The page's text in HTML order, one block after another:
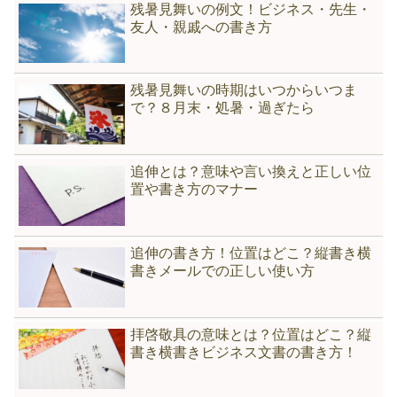
残暑見舞いの例文！ビジネス・先生・
友人・親戚への書き方
残暑見舞いの時期はいつからいつま
で？８月末・処暑・過ぎたら
追伸とは？意味や言い換えと正しい位
置や書き方のマナー
追伸の書き方！位置はどこ？縦書き横
書きメールでの正しい使い方
拝啓敬具の意味とは？位置はどこ？縦
書き横書きビジネス文書の書き方！